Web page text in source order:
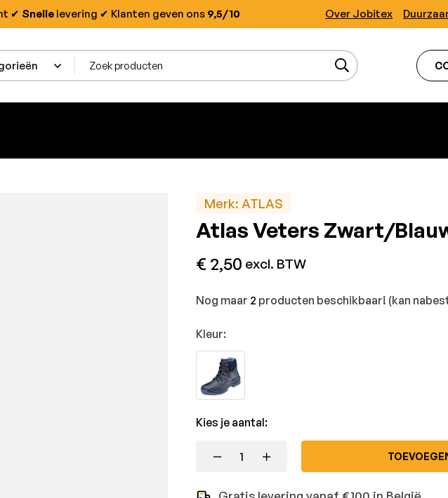
✔ Snelle levering ✔ Klanten geven ons 9,5/10 Over Jobitex
Merk: ATLAS
Atlas Veters Zwart/
€ 2,50 excl. BTW
Nog maar 2 producten beschikbaar! (kan
Kleur:
Kies je aantal: